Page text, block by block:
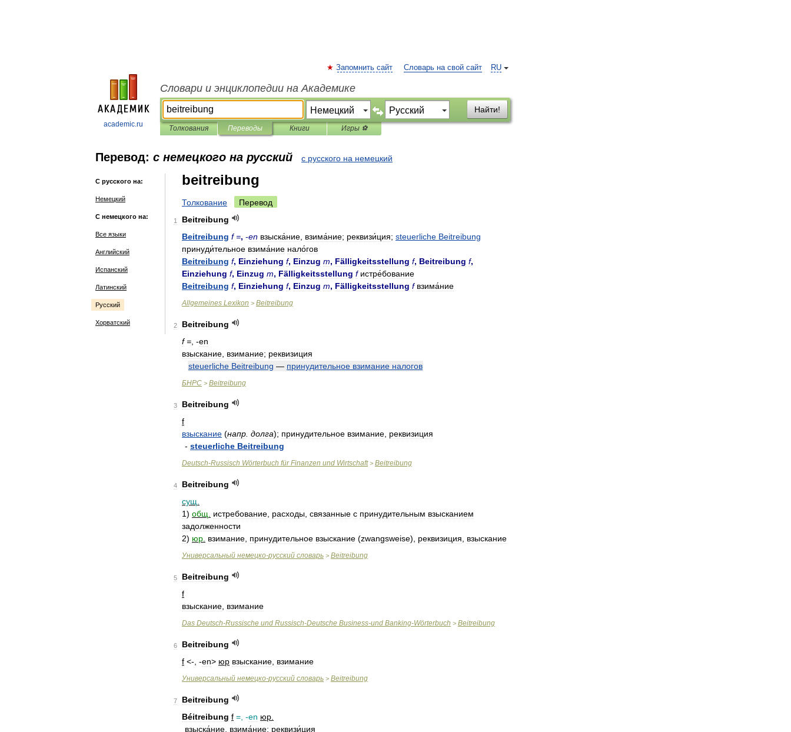
academic.ru
RU
Запомнить сайт Словарь на свой сайт
Словари и энциклопедии на Академике
Найти!
Толкования Переводы Книги Игры ⚽
Перевод: с немецкого на русский с русского на немецкий
С русского на:
Немецкий
С немецкого на:
Все языки
Английский
Испанский
Латинский
Русский
Хорватский
beitreibung
Толкование Перевод
1
Beitreibung
Beitreibung f=, -en взыска́ние взима́ние; реквизи́ция; steuerliche Beitreibung
принуди́тельное взима́ние нало́гов
Beitreibung f, Einziehung f, Einzug m, Fälligkeitsstellung f, Beitreibung f,
Einziehung f, Einzug m, Fälligkeitsstellung f истре́бование
Beitreibung f, Einziehung f, Einzug m, Fälligkeitsstellung f взима́ние
Allgemeines Lexikon > Beitreibung
2
Beitreibung
f= , -en
взыскание взимание; реквизиция
steuerliche Beitreibung — принудительное взимание налогов
БНРС > Beitreibung
3
Beitreibung
f
взыскание (напр долга); принудительное взимание реквизиция
- steuerliche Beitreibung
Deutsch-Russisch Wörterbuch für Finanzen und Wirtschaft> Beitreibung
4
Beitreibung
сущ
1) общ истребование расходы связанные с принудительным взысканием
задолженности
2) юр взимание принудительное взыскание (zwangsweise), реквизиция взыскание
Универсальный немецко-русский словарь > Beitreibung
5
Beitreibung
f
взыскание взимание
Das Deutsch-Russische und Russisch-Deutsche Business-und Banking-Wörterbuch > Beitreibung
6
Beitreibung
f <-, -en> юр взыскание взимание
Универсальный немецко-русский словарь > Beitreibung
7
Beitreibung
Béitreibung f =, -en юр
взыска́ние взима́ние; реквизи́ция